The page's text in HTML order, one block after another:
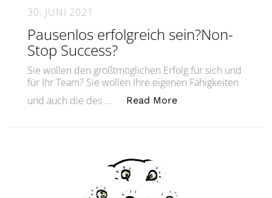
30. JUNI 2021
Pausenlos erfolgreich sein?Non-
Stop Success?
Sie wollen den größtmöglichen Erfolg für sich und
für Ihr Team? Sie wollen Ihre eigenen Fähigkeiten
und auch die des …
Read More„Pausenlos